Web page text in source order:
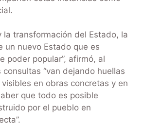
la transformación del Estado, la
un nuevo Estado que es
poder popular”, afirmó, al
consultas “van dejando huellas
visibles en obras concretas y en
que todo es posible
por el pueblo en